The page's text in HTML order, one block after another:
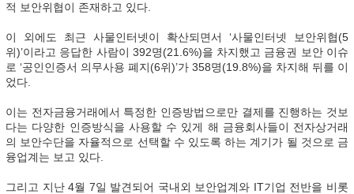
적 보안위협이 존재하고 있다.
이 외에도 최근 사물인터넷이 확산되면서 ‘사물인터넷 보안위협(5
위)’이라고 응답한 사람이 392명(21.6%)을 차지했고 금융권 보안 이슈
로 ‘공인인증서 의무사용 폐지(6위)’가 358명(19.8%)을 차지해 뒤를 이
었다.
이는 전자금융거래에서 특정한 인증방법으로만 결제를 진행하는 것보
다는 다양한 인증방식을 사용할 수 있게 해 금융회사들이 전자상거래
의 보안수단을 자율적으로 선택할 수 있도록 하는 계기가 될 것으로 금
융업계는 보고 있다.
그리고 지난 4월 7일 발견되어 국내외 보안업계와 IT기업 전반을 비롯